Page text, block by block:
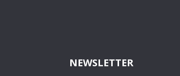
NEWSLETTER